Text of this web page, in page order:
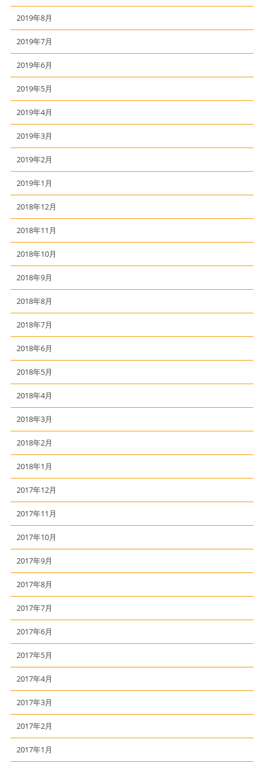
2019年8月
2019年7月
2019年6月
2019年5月
2019年4月
2019年3月
2019年2月
2019年1月
2018年12月
2018年11月
2018年10月
2018年9月
2018年8月
2018年7月
2018年6月
2018年5月
2018年4月
2018年3月
2018年2月
2018年1月
2017年12月
2017年11月
2017年10月
2017年9月
2017年8月
2017年7月
2017年6月
2017年5月
2017年4月
2017年3月
2017年2月
2017年1月